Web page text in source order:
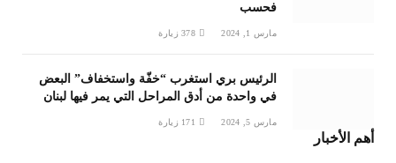
فحسب
مارس 1, 2024 378 زيارة
الرئيس بري استغرب “خفّة واستخفاف” البعض
في واحدة من أدق المراحل التي يمر فيها لبنان
مارس 5, 2024 171 زيارة
أهم الأخبار